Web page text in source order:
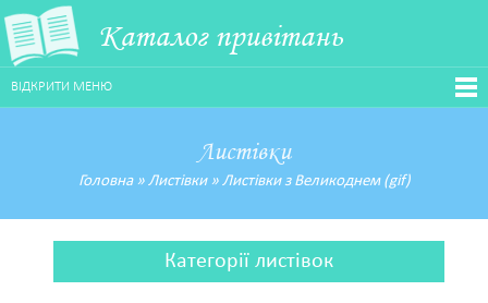
Каталог привітань
ВІДКРИТИ МЕНЮ
Листівки
Головна» Листівки» Листівки з Великоднем (gif)
Категорії листівок